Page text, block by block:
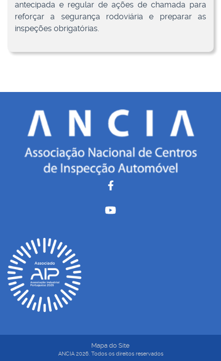
antecipada e regular de ações de chamada para
reforçar a segurança rodoviária e preparar as
inspeções obrigatórias.
Mapa do Site
ANCIA 2026. Todos os direitos reservados